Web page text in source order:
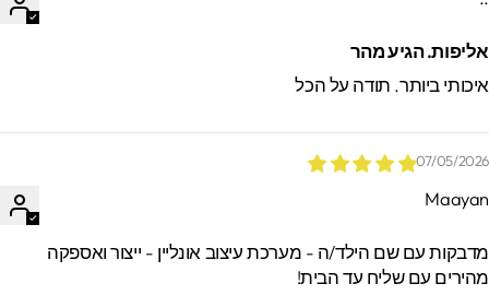
הזמנות.
הגיע מהר
ביותר. תודה על הכל
07/05/
עם שם הילד/ה - מערכת עיצוב אונליין - ייצור ואספקה
עם שליח עד הבית!